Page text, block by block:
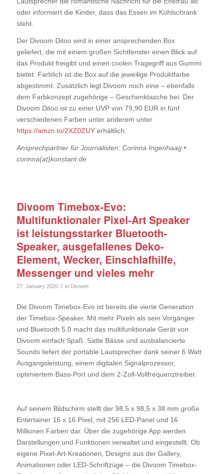
oder informiert die Kinder, dass das Essen im Kühlschrank
steht.
Der Divoom Ditoo wird in einer ansprechenden Box
geliefert, die mit einem großen Sichtfenster einen Blick auf
das Produkt freigibt und einen coolen Tragegriff aus Gummi
bietet. Farblich ist die Box auf die jeweilige Produktfarbe
abgestimmt. Zusätzlich legt Divoom noch eine – ebenfalls
dem Farbkonzept zugehörige – Geschenktasche bei. Der
Divoom Ditoo ist zu einer UVP von 79,90 EUR in fünf
verschiedenen Farben unter anderem unter
https://amzn.to/2XZ0ZUYerhältlich.
Ansprechpartner für Journalisten: Corinna Ingenhaag •
corinna(at)konstant.de
Divoom Timebox-Evo:
Multifunktionaler Pixel-Art Speaker
ist leistungsstarker Bluetooth-
Speaker, ausgefallenes Deko-
Element, Wecker, Einschlafhilfe,
Messenger und vieles mehr
27. January 2020 / in Divoom
Die Divoom Timebox-Evo ist bereits die vierte Generation
der Timebox-Speaker. Mit mehr Pixeln als sein Vorgänger
und Bluetooth 5.0 macht das multifunktionale Gerät von
Divoom einfach Spaß. Satte Bässe und ausbalancierte
Sounds liefert der portable Lautsprecher dank seiner 6 Watt
Ausgangsleistung, einem digitalen Signalprozessor,
optimiertem Bass-Port und dem 2-Zoll-Vollfrequenztreiber.
Auf seinem Bildschirm stellt der 98,5 x 98,5 x 38 mm große
Entertainer 16 x 16 Pixel, mit 256 LED-Panel und 16
Millionen Farben dar. Über die zugehörige App werden
Darstellungen und Funktionen verwaltet und eingestellt. Ob
eigene Pixel-Art-Kreationen, Designs aus der Gallery,
Animationen oder LED-Schriftzüge – die Divoom Timebox-